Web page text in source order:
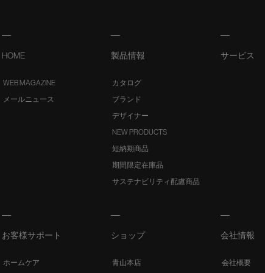
HOME
WEB MAGAZINE
メールニュース
製品情報
カタログ
ブランド
デザイナー
NEW PRODUCTS
短納期商品
期間限定在庫品
サステナビリティ配慮商品
サービス
お客様サポート
ホームケア
ショップ
青山本店
会社情報
会社概要